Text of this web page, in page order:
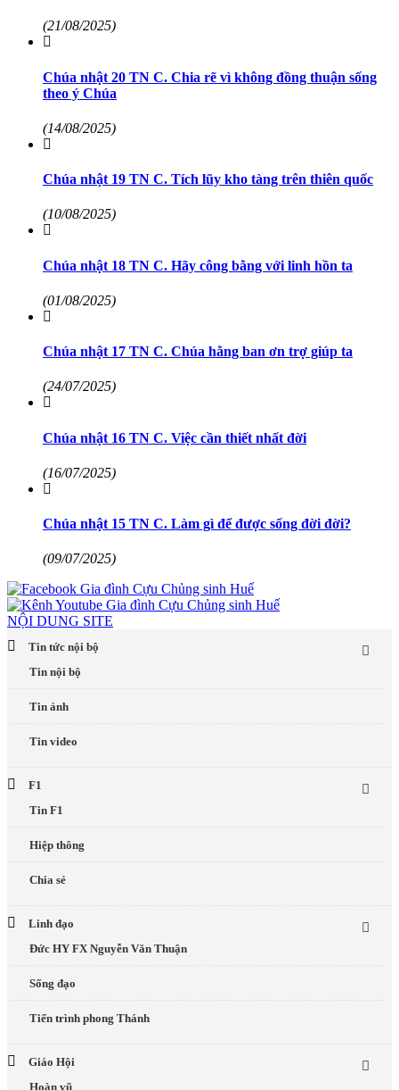
(21/08/2025)
Chúa nhật 20 TN C. Chia rẽ vì không đồng thuận sống
theo ý Chúa
(14/08/2025)
Chúa nhật 19 TN C. Tích lũy kho tàng trên thiên quốc
(10/08/2025)
Chúa nhật 18 TN C. Hãy công bằng với linh hồn ta
(01/08/2025)
Chúa nhật 17 TN C. Chúa hằng ban ơn trợ giúp ta
(24/07/2025)
Chúa nhật 16 TN C. Việc cần thiết nhất đời
(16/07/2025)
Chúa nhật 15 TN C. Làm gì để được sống đời đời?
(09/07/2025)
NỘI DUNG SITE
Tin tức nội bộ
Tin nội bộ
Tin ảnh
Tin video
F1
Tin F1
Hiệp thông
Chia sẻ
Linh đạo
Đức HY FX Nguyễn Văn Thuận
Sống đạo
Tiến trình phong Thánh
Giáo Hội
Hoàn vũ